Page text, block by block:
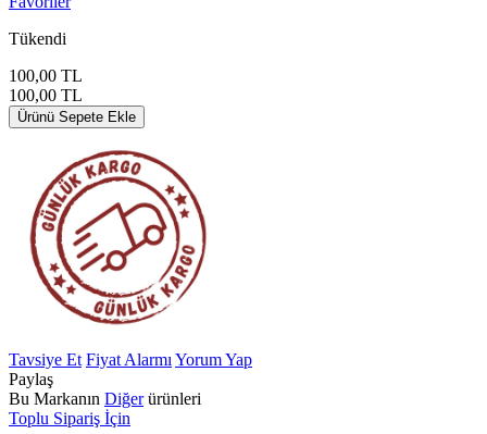
Tükendi
100,00 TL
100,00 TL
Ürünü Sepete Ekle
Tavsiye Et Fiyat Alarmı Yorum Yap
Paylaş
Bu Markanın Diğerürünleri
Toplu Sipariş İçin